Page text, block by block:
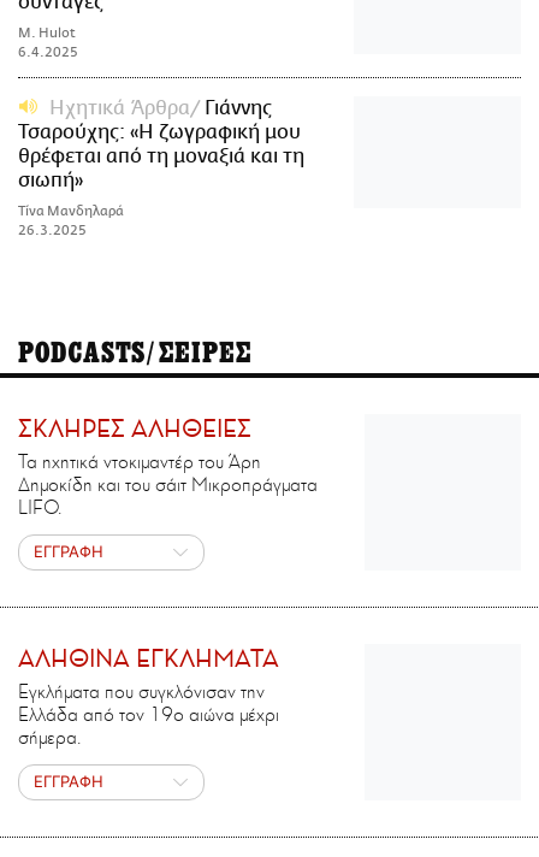
M. Hulot
6.4.2025
Ηχητικά Άρθρα
Γιάννης
Τσαρούχης: «Η ζωγραφική μου
θρέφεται από τη μοναξιά και τη
σιωπή»
Τίνα Μανδηλαρά
26.3.2025
PODCASTS/ΣΕΙΡΕΣ
ΣΚΛΗΡΕΣ ΑΛΗΘΕΙΕΣ
Τα ηχητικά ντοκιμαντέρ του Άρη
Δημοκίδη και του σάιτ Μικροπράγματα
LIFO.
ΕΓΓΡΑΦΗ
ΑΛΗΘΙΝΑ ΕΓΚΛΗΜΑΤΑ
Εγκλήματα που συγκλόνισαν την
Ελλάδα από τον 19ο αιώνα μέχρι
σήμερα.
ΕΓΓΡΑΦΗ